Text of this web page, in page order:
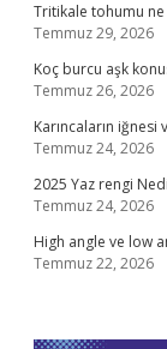
Tritikale tohumu ne
Temmuz 29, 2026
Koç burcu aşk
Temmuz 26, 2026
Karıncaların iğnesi
Temmuz 24, 2026
2025 Yaz rengi
Temmuz 24, 2026
High angle ve low
Temmuz 22, 2026